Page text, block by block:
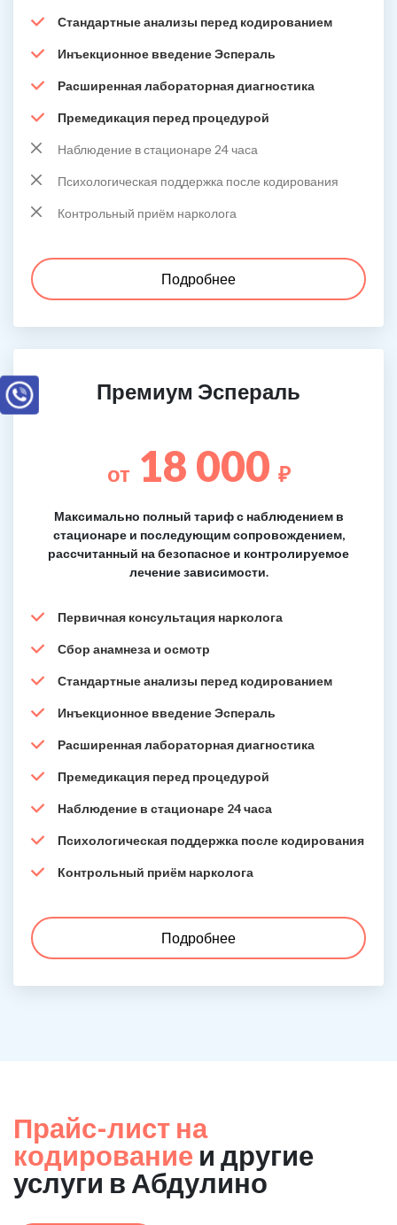
Стандартные анализы перед кодированием
Инъекционное введение Эспераль
Расширенная лабораторная диагностика
Премедикация перед процедурой
Наблюдение в стационаре 24 часа
Психологическая поддержка после кодирования
Контрольный приём нарколога
Подробнее
Премиум Эспераль
от 18 000 ₽
Максимально полный тариф с наблюдением в
стационаре и последующим сопровождением,
рассчитанный на безопасное и контролируемое
лечение зависимости.
Первичная консультация нарколога
Сбор анамнеза и осмотр
Стандартные анализы перед кодированием
Инъекционное введение Эспераль
Расширенная лабораторная диагностика
Премедикация перед процедурой
Наблюдение в стационаре 24 часа
Психологическая поддержка после кодирования
Контрольный приём нарколога
Подробнее
Прайс-лист на
кодирование и другие
услуги в Абдулино